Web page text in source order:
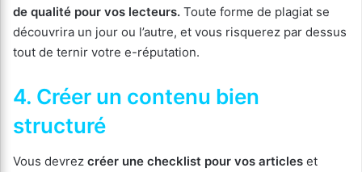
de qualité pour vos lecteurs. Toute forme de plagiat se
découvrira un jour ou l’autre, et vous risquerez par dessus
tout de ternir votre e-réputation.
4. Créer un contenu bien
structuré
Vous devrez créer une checklist pour vos articles et